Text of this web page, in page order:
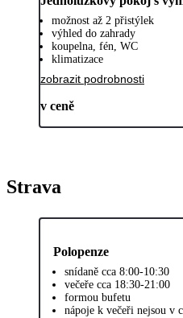
možnost až 2 přistýlek
výhled do zahrady
koupelna, fén, WC
klimatizace
zobrazit podrobnosti
v ceně
Strava
Polopenze
snídaně cca 8:00-10:30
večeře cca 18:30-21:00
formou bufetu
nápoje k večeři nejsou v